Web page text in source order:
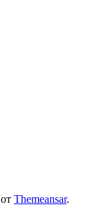
от Themeansar.